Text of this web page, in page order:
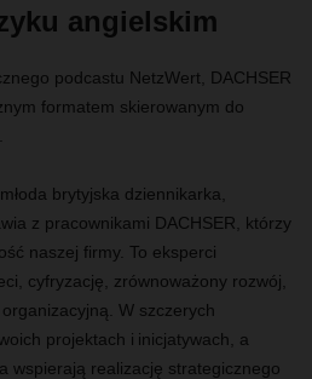
angielskim
podcastu NetzWert, DACHSER
formatem skierowanym do
brytyjska dziennikarka,
z pracownikami DACHSER, którzy
naszej firmy. To eksperci
cyfryzację, zrównoważony rozwój,
W szczerych
projektach i inicjatywach, a
wspierają realizację strategicznego